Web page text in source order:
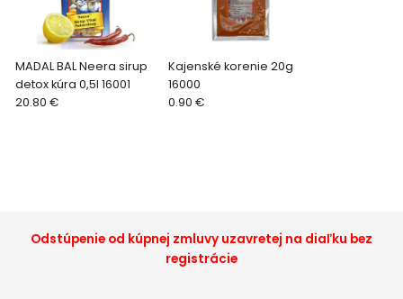
MADAL BAL Neera sirup
detox kúra 0,5l 16001
20.80 €
Kajenské korenie 20g
16000
0.90 €
Odstúpenie od kúpnej zmluvy uzavretej na diaľku bez
registrácie